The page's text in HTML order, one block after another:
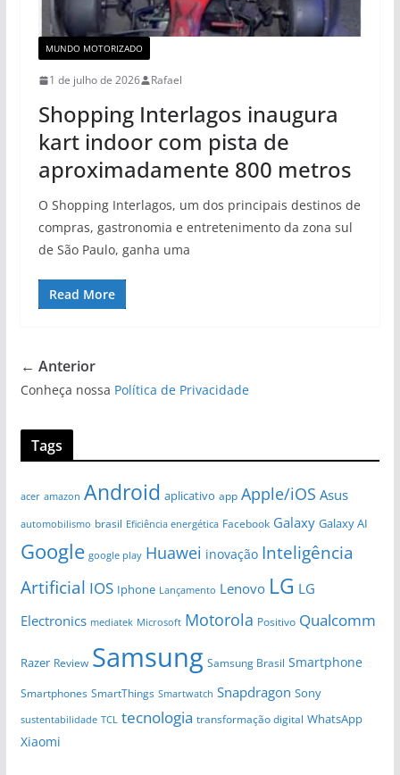
MUNDO MOTORIZADO
1 de julho de 2026 Rafael
Shopping Interlagos inaugura
kart indoor com pista de
aproximadamente 800 metros
O Shopping Interlagos, um dos principais destinos de
compras, gastronomia e entretenimento da zona sul
de São Paulo, ganha uma
Read More
← Anterior
Conheça nossa Política de Privacidade
Tags
acer amazon Android aplicativo app Apple/iOS Asus
automobilismo brasil Eficiência energética Facebook Galaxy Galaxy AI
Google google play Huawei inovação Inteligência
Artificial IOS Iphone Lançamento Lenovo LG LG
Electronics mediatek Microsoft Motorola Positivo Qualcomm
Razer Review Samsung Samsung Brasil Smartphone
Smartphones SmartThings Smartwatch Snapdragon Sony
sustentabilidade TCL tecnologia transformação digital WhatsApp
Xiaomi